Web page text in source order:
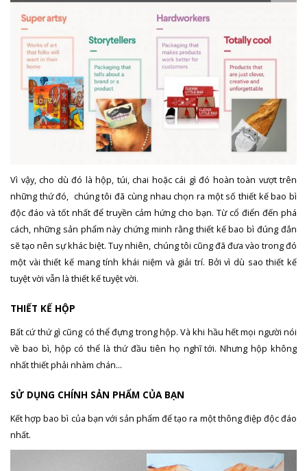
Vì vậy, cho dù đó là hộp, túi, chai hoặc cái gì đó hoàn toàn vượt trên
những thứ đó, chúng tôi đã cùng nhau chọn ra một số thiết kế bao bì
độc đáo và tốt nhất để truyền cảm hứng cho bạn. Từ cổ điển đến phá
cách, những sản phẩm này chứng minh rằng thiết kế bao bì đúng đắn
sẽ tạo nên sự khác biệt. Tuy nhiên, chúng tôi cũng đã đưa vào trong đó
một vài thiết kế mang tính khái niệm và giải trí. Bởi vì dù sao thiết kế
tuyệt vời vẫn là thiết kế tuyệt vời.
THIẾT KẾ HỘP
Bất cứ thứ gì cũng có thể đựng trong hộp. Và khi hầu hết mọi người nói
về bao bì, hộp có thể là thứ đầu tiên họ nghĩ tới. Nhưng hộp không
nhất thiết phải nhàm chán…
SỬ DỤNG CHÍNH SẢN PHẨM CỦA BẠN
Kết hợp bao bì của bạn với sản phẩm để tạo ra một thông điệp độc đáo
nhất.